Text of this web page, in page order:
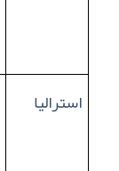
استرالیا